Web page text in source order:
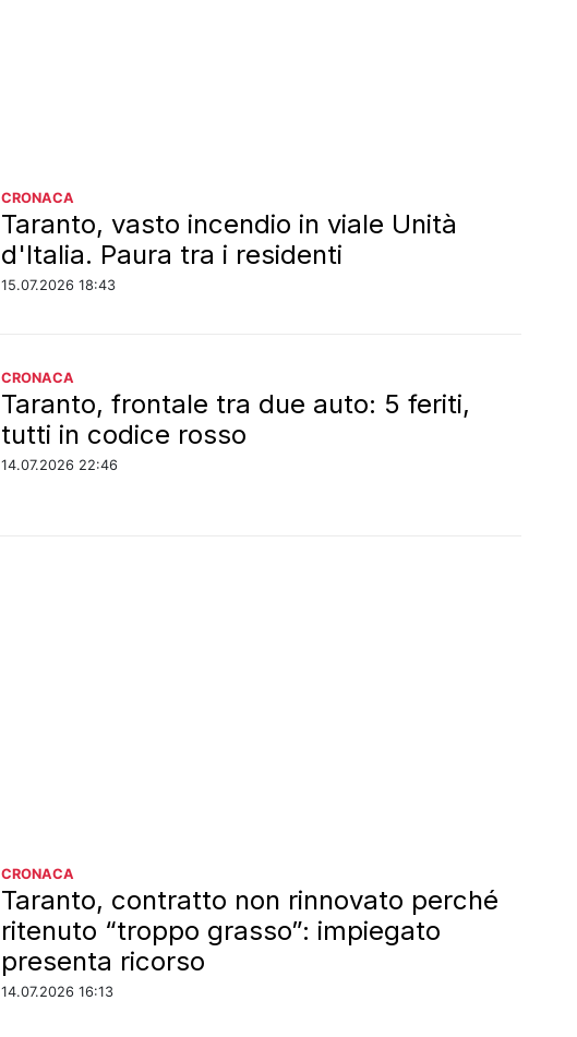
CRONACA
Taranto, vasto incendio in viale Unità
d'Italia. Paura tra i residenti
15.07.2026 18:43
CRONACA
Taranto, frontale tra due auto: 5 feriti,
tutti in codice rosso
14.07.2026 22:46
CRONACA
Taranto, contratto non rinnovato perché
ritenuto “troppo grasso”: impiegato
presenta ricorso
14.07.2026 16:13